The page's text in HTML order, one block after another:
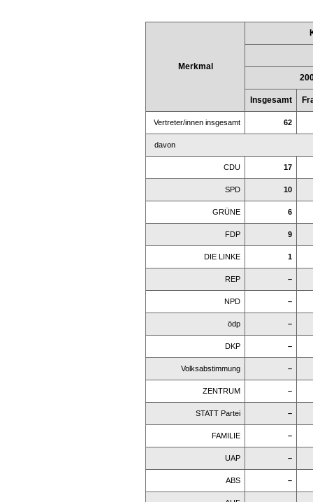
Merkmal
Insgesamt
Vertreter/innen insgesamt 62
davon
CDU 17
SPD 10
GRÜNE 6
FDP 9
DIE LINKE 1
REP –
NPD –
ödp –
DKP –
Volksabstimmung –
ZENTRUM –
STATT Partei –
FAMILIE –
UAP –
ABS –